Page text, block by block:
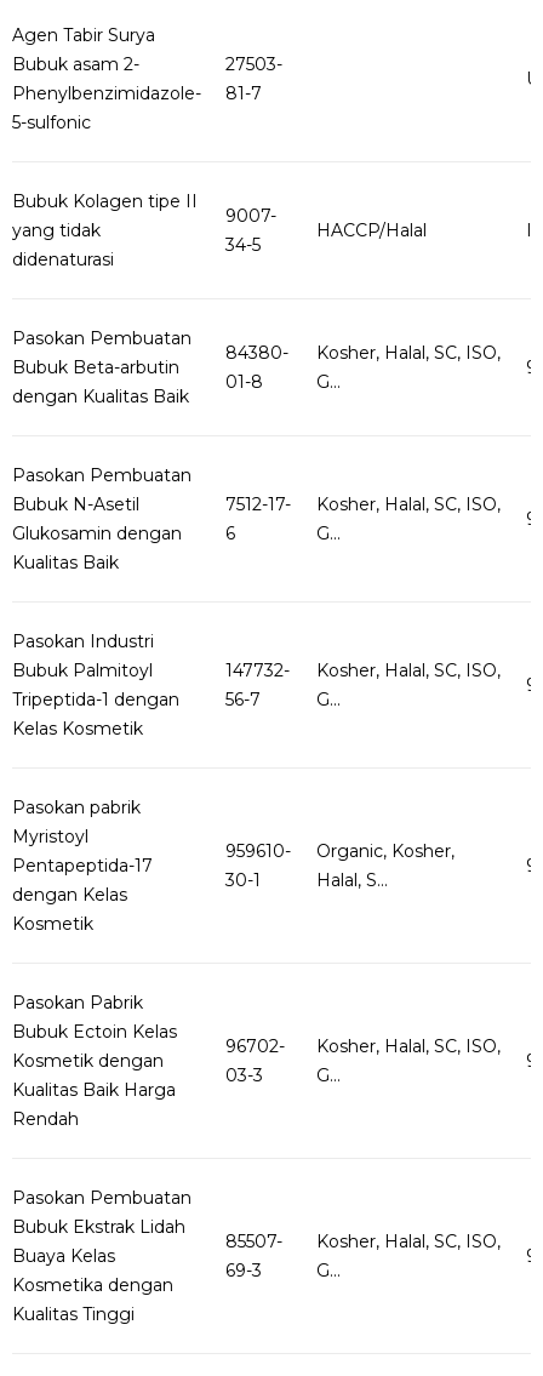
Agen Tabir Surya
Bubuk asam 2-
Phenylbenzimidazole-
5-sulfonic
27503-
81-7
Bubuk Kolagen tipe II
yang tidak
didenaturasi
9007-
34-5
HACCP/Halal
Pasokan Pembuatan
Bubuk Beta-arbutin
dengan Kualitas Baik
84380-
01-8
Kosher, Halal, SC, ISO,
G...
Pasokan Pembuatan
Bubuk N-Asetil
Glukosamin dengan
Kualitas Baik
7512-17-
6
Kosher, Halal, SC, ISO,
G...
Pasokan Industri
Bubuk Palmitoyl
Tripeptida-1 dengan
Kelas Kosmetik
147732-
56-7
Kosher, Halal, SC, ISO,
G...
Pasokan pabrik
Myristoyl
Pentapeptida-17
dengan Kelas
Kosmetik
959610-
30-1
Organic, Kosher,
Halal, S...
Pasokan Pabrik
Bubuk Ectoin Kelas
Kosmetik dengan
Kualitas Baik Harga
Rendah
96702-
03-3
Kosher, Halal, SC, ISO,
G...
Pasokan Pembuatan
Bubuk Ekstrak Lidah
Buaya Kelas
Kosmetika dengan
Kualitas Tinggi
85507-
69-3
Kosher, Halal, SC, ISO,
G...